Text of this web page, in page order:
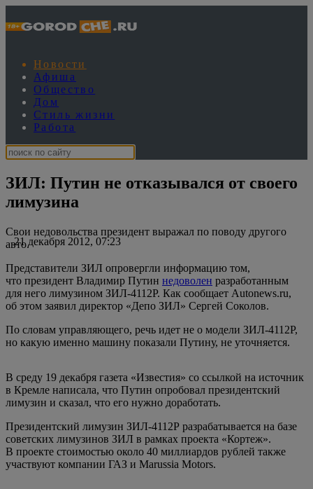
Новости
Афиша
Общество
Дом
Стиль жизни
Работа
ЗИЛ: Путин не отказывался от своего
лимузина
21 декабря 2012, 07:23
Свои недовольства президент выражал по поводу другого
авто.
Представители ЗИЛ опровергли информацию том,
что президент Владимир Путин недоволен разработанным
для него лимузином ЗИЛ-4112Р. Как сообщает Autonews.ru,
об этом заявил директор «Депо ЗИЛ» Сергей Соколов.
По словам управляющего, речь идет не о модели ЗИЛ-4112Р,
но какую именно машину показали Путину, не уточняется.
В среду 19 декабря газета «Известия» со ссылкой на источник
в Кремле написала, что Путин опробовал президентский
лимузин и сказал, что его нужно доработать.
Президентский лимузин ЗИЛ-4112Р разрабатывается на базе
советских лимузинов ЗИЛ в рамках проекта «Кортеж».
В проекте стоимостью около 40 миллиардов рублей также
участвуют компании ГАЗ и Marussia Motors.